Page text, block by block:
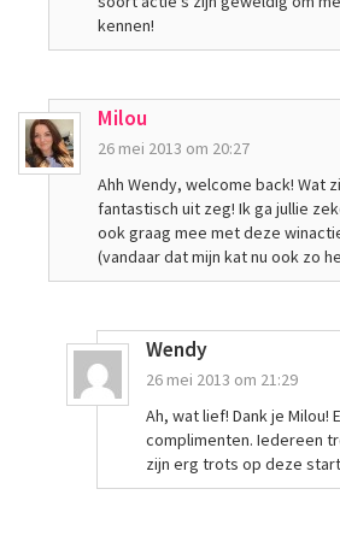
kennen!
Milou
26 mei 2013 om 20:27
Ahh Wendy, welcome back! Wat
fantastisch uit zeg! Ik ga jullie
ook graag mee met deze
(vandaar dat mijn kat nu ook zo
Wendy
26 mei 2013 om 21:29
Ah, wat lief! Dank je Milou!
complimenten. Iedereen
zijn erg trots op deze